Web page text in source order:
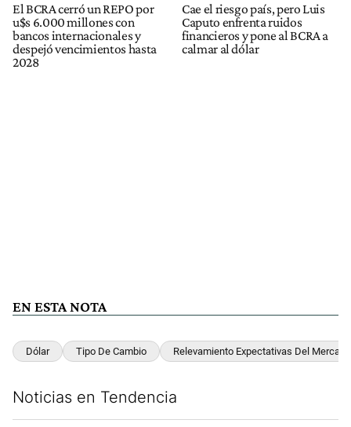
El BCRA cerró un REPO por
u$s 6.000 millones con
bancos internacionales y
despejó vencimientos hasta
2028
Cae el riesgo país, pero Luis
Caputo enfrenta ruidos
financieros y pone al BCRA a
calmar al dólar
EN ESTA NOTA
Dólar Tipo De Cambio Relevamiento Expectativas Del Mercado
Noticias en Tendencia